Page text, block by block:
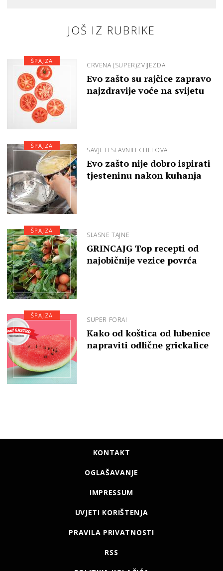
JOŠ IZ RUBRIKE
CRVENA (SUPER)ZVIJEZDA
Evo zašto su rajčice zapravo
najzdravije voće na svijetu
ŠPAJZA
SAVJETI SLAVNIH CHEFOVA
Evo zašto nije dobro ispirati
tjesteninu nakon kuhanja
ŠPAJZA
SLASNE TAJNE
GRINCAJG Top recepti od
najobičnije vezice povrća
ŠPAJZA
SUPER FORA!
Kako od koštica od lubenice
napraviti odlične grickalice
ŠPAJZA
KONTAKT
OGLAŠAVANJE
IMPRESSUM
UVJETI KORIŠTENJA
PRAVILA PRIVATNOSTI
RSS